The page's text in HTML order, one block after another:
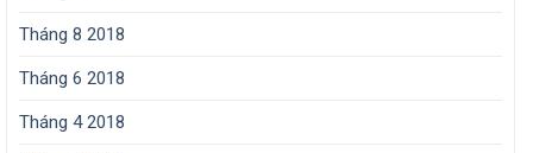
Tháng 8 2018
Tháng 6 2018
Tháng 4 2018